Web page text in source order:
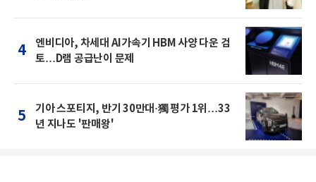
4
엔비디아, 차세대 AI가속기 HBM 사양 다운 검
토…D램 공급난이 문제
5
기아 스포티지, 반기 30만대·獨 평가 1위…33
년 지나도 '판매왕'